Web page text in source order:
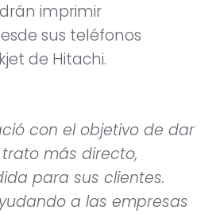
imprimir
sus teléfonos
de Hitachi.
con el objetivo de dar
más directo,
para sus clientes.
a las empresas